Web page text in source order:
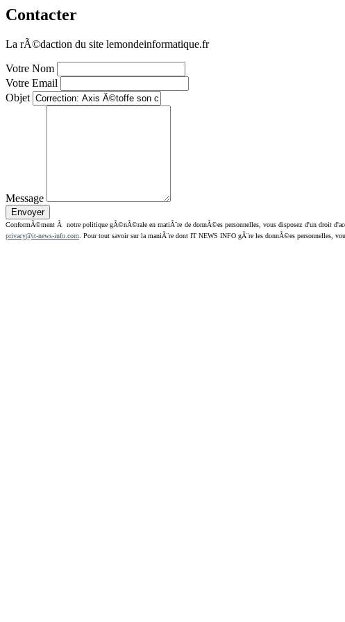
Contacter
La rÃ©daction du site lemondeinformatique.fr
Votre Nom
Votre Email
Objet
Message
ConformÃ©ment Ã notre politique gÃ©nÃ©rale en matiÃ¨re de donnÃ©es personnelles, vous disposez d'un droit
privacy@it-news-info.com . Pour tout savoir sur la maniÃ¨re dont IT NEWS INFO gÃ¨re les donnÃ©es personnelles,